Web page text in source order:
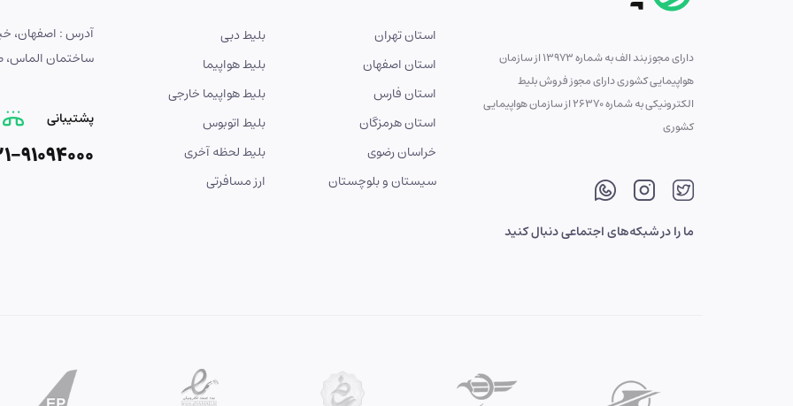
دارای مجوز بند الف به شماره 13973 از سازمان
هواپیمایی کشوری دارای مجوز فروش بلیط
الکترونیکی به شماره 26370 از سازمان هواپیمایی
کشوری
ما را در شبکه‌های اجتماعی دنبال کنید
استان تهران
استان اصفهان
استان فارس
استان هرمزگان
خراسان رضوی
سیستان و بلوچستان
بلیط دبی
بلیط هواپیما
بلیط هواپیما خارجی
بلیط اتوبوس
بلیط لحظه آخری
ارز مسافرتی
ساختمان الماس،
پشتیبانی
91094000